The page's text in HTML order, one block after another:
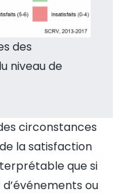
des
niveau de
circonstances
la satisfaction
que si
ou